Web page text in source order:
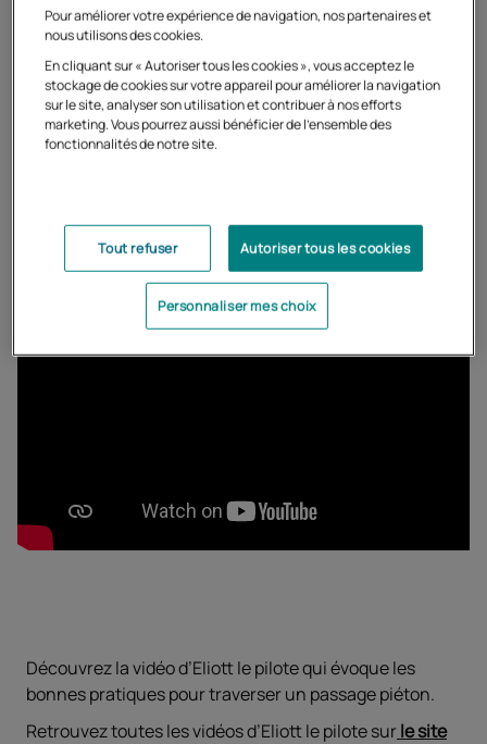
Initier les plus jeunes à la
sécurité routière
Pour vous aider à expliquer à votre enfant les bonnes
pratiques en termes de sécurité routière, la Sécurité
évoque les principales situations que peuvent
rencontrer les enfants en tant que piéton, cycliste et
passager en voiture.
Découvrez la vidéo d’Eliott le pilote qui évoque les
bonnes pratiques pour traverser un passage piéton.
Retrouvez toutes les vidéos d’Eliott le pilote surle site
Pour améliorer votre expérience de navigation, nos partenaires et
nous utilisons des cookies.
En cliquant sur « Autoriser tous les cookies », vous acceptez le
stockage de cookies sur votre appareil pour améliorer la navigation
sur le site, analyser son utilisation et contribuer à nos efforts
marketing. Vous pourrez aussi bénéficier de l'ensemble des
fonctionnalités de notre site.
Tout refuser Autoriser tous les cookies
Personnaliser mes choix